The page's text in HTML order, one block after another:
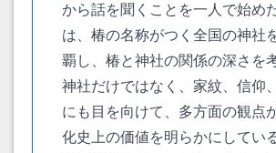
から話を聞くことを一人で始め
は、椿の名称がつく全国の神社
覇し、椿と神社の関係の深さを
神社だけではなく、家紋、信仰
にも目を向けて、多方面の観点
化史上の価値を明らかにしてい